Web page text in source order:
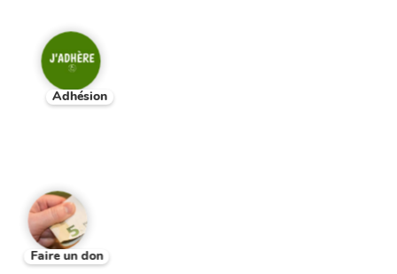
Adhésion
Faire un don